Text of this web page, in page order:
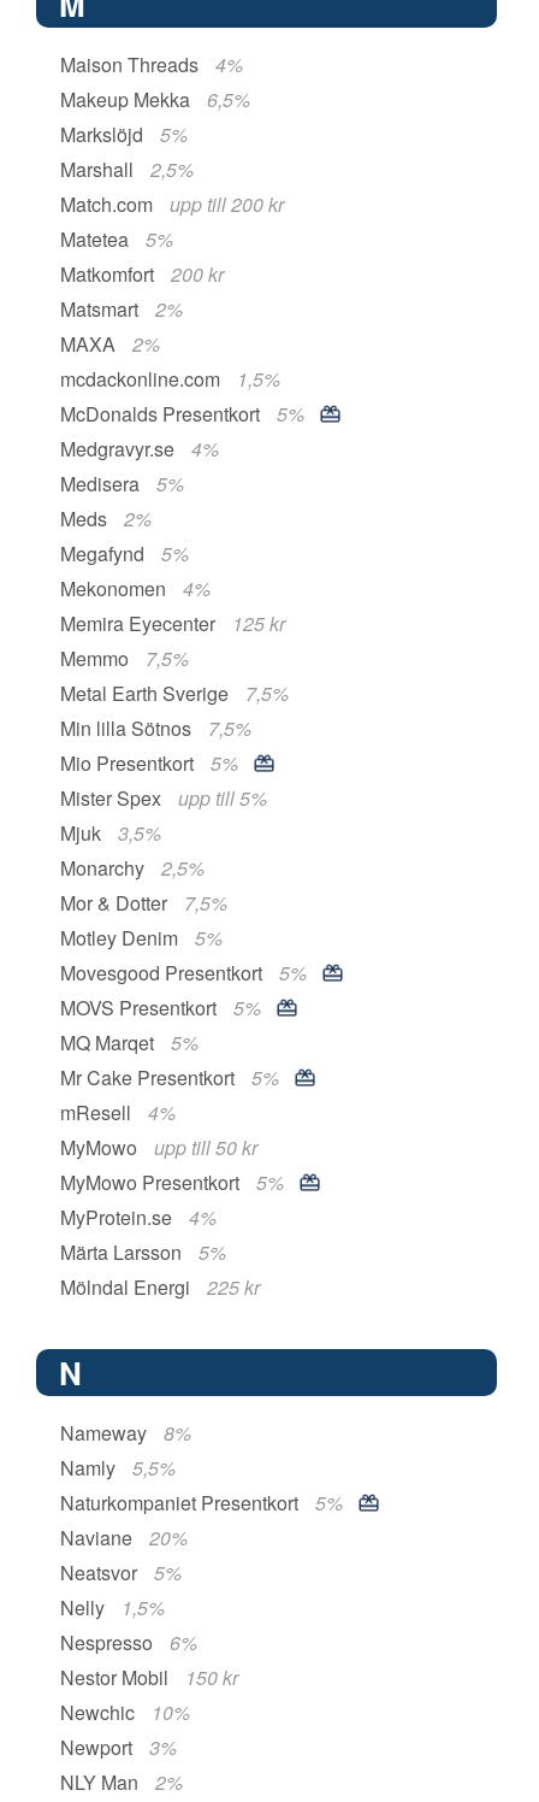
Maison Threads
4%
Makeup Mekka
6,5%
Markslöjd
5%
Marshall
2,5%
Match.com
upp till 200 kr
Matetea
5%
Matkomfort
200 kr
Matsmart
2%
MAXA
2%
mcdackonline.com
1,5%
McDonalds Presentkort
5%
Medgravyr.se
4%
Medisera
5%
Meds
2%
Megafynd
5%
Mekonomen
4%
Memira Eyecenter
125 kr
Memmo
7,5%
Metal Earth Sverige
7,5%
Min lilla Sötnos
7,5%
Mio Presentkort
5%
Mister Spex
upp till 5%
Mjuk
3,5%
Monarchy
2,5%
Mor & Dotter
7,5%
Motley Denim
5%
Movesgood Presentkort
5%
MOVS Presentkort
5%
MQ Marqet
5%
Mr Cake Presentkort
5%
mResell
4%
MyMowo
upp till 50 kr
MyMowo Presentkort
5%
MyProtein.se
4%
Märta Larsson
5%
Mölndal Energi
225 kr
N
Nameway
8%
Namly
5,5%
Naturkompaniet Presentkort
5%
Naviane
20%
Neatsvor
5%
Nelly
1,5%
Nespresso
6%
Nestor Mobil
150 kr
Newchic
10%
Newport
3%
NLY Man
2%